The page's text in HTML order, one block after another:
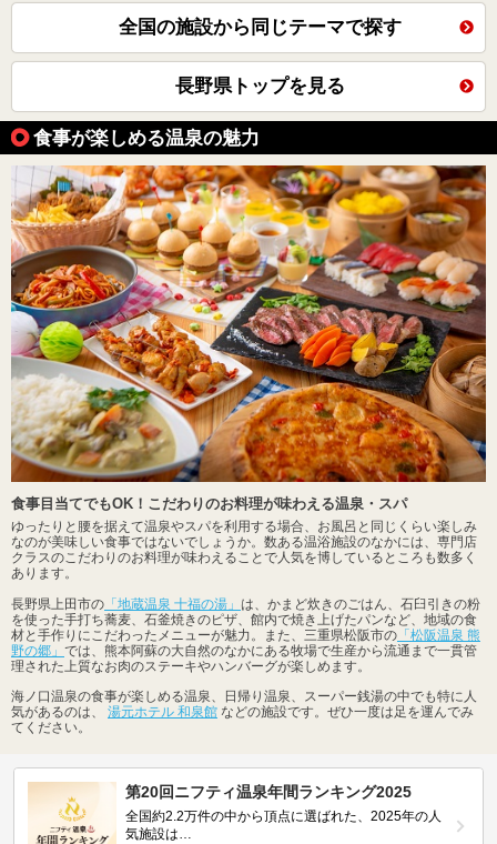
全国の施設から同じテーマで探す
長野県トップを見る
食事が楽しめる温泉の魅力
食事目当てでもOK！こだわりのお料理が味わえる温泉・スパ
ゆったりと腰を据えて温泉やスパを利用する場合、お風呂と同じくらい楽しみ
なのが美味しい食事ではないでしょうか。数ある温浴施設のなかには、専門店
クラスのこだわりのお料理が味わえることで人気を博しているところも数多く
あります。
長野県上田市の 「地蔵温泉 十福の湯」 は、かまど炊きのごはん、石臼引きの粉
を使った手打ち蕎麦、石釜焼きのピザ、館内で焼き上げたパンなど、地域の食
材と手作りにこだわったメニューが魅力。また、三重県松阪市の 「松阪温泉 熊
野の郷」 では、熊本阿蘇の大自然のなかにある牧場で生産から流通まで一貫管
理された上質なお肉のステーキやハンバーグが楽しめます。
海ノ口温泉の食事が楽しめる温泉、日帰り温泉、スーパー銭湯の中でも特に人
気があるのは、 湯元ホテル 和泉館 などの施設です。ぜひ一度は足を運んでみ
てください。
第20回ニフティ温泉年間ランキング2025
全国約2.2万件の中から頂点に選ばれた、2025年の人
気施設は…